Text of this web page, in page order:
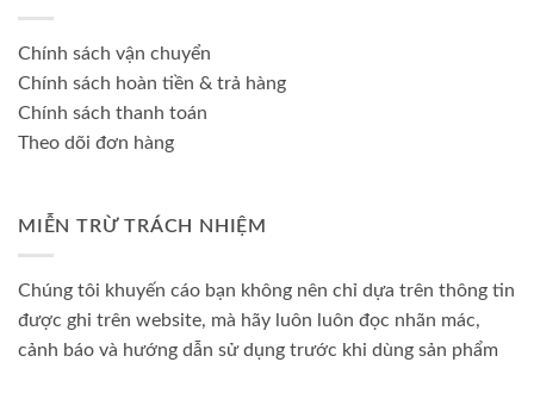
Chính sách vận chuyển
Chính sách hoàn tiền & trả hàng
Chính sách thanh toán
Theo dõi đơn hàng
MIỄN TRỪ TRÁCH NHIỆM
Chúng tôi khuyến cáo bạn không nên chỉ dựa trên thông tin
được ghi trên website, mà hãy luôn luôn đọc nhãn mác,
cảnh báo và hướng dẫn sử dụng trước khi dùng sản phẩm